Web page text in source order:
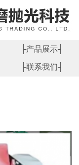
├产品展示┤
├联系我们┤